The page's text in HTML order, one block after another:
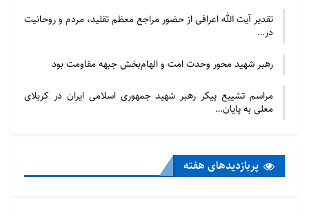
تقدیر آیت الله اعرافی از حضور مراجع معظم تقلید، مردم و روحانیت
در…
رهبر شهید محور وحدت امت و الهام‌بخش جبهه مقاومت بود
مراسم تشییع پیکر رهبر شهید جمهوری اسلامی ایران در کربلای
معلی به پایان…
پربازدید‌های هفته